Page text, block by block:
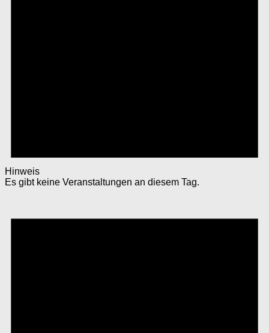
Hinweis
Es gibt keine Veranstaltungen an diesem Tag.